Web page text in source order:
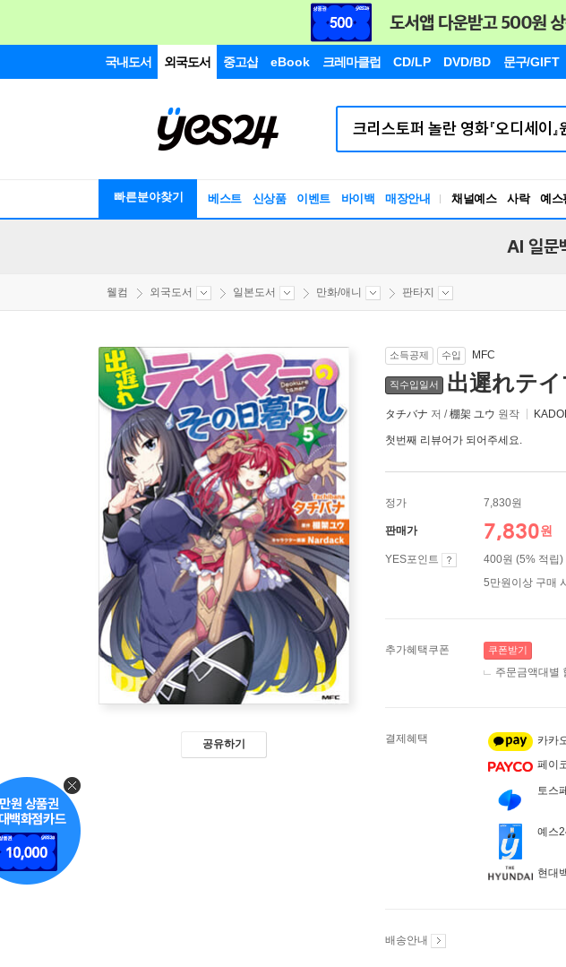
국내도서 외국도서 중고샵 eBook 크레마클럽 CD/LP DVD/BD 문구/GIFT
빠른분야찾기 베스트 신상품 이벤트 바이백 매장안내 채널예스 사락 예스
AI 일문
웰컴 외국도서 일본도서 만화/애니 판타지
공유하기
소득공제 수입 MFC
직수입일서 出遲れテ
タチバナ 저 /棚架 ユウ 원작
첫번째 리뷰어가 되어주세요.
정가 7,830원
판매가 7,830원
YES포인트
400원 (5% 적립)
5만원이상 구매
추가혜택쿠폰 쿠폰받기
주문금액대별
결제혜택 카카
페이
토스
예스
현대
배송안내